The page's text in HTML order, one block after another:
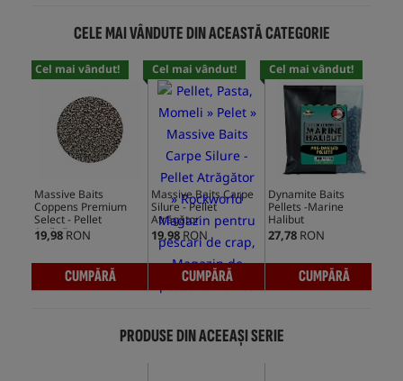
CELE MAI VÂNDUTE DIN ACEASTĂ CATEGORIE
Cel mai vândut!
Massive Baits
Coppens Premium
Select - Pellet
Atrăgător
19,98 RON
CUMPĂRĂ
Cel mai vândut!
Massive Baits Carpe
Silure - Pellet
Atrăgător
19,98 RON
CUMPĂRĂ
Cel mai vândut!
Dynamite Baits
Pellets -Marine
Halibut
27,78 RON
CUMPĂRĂ
PRODUSE DIN ACEEAȘI SERIE